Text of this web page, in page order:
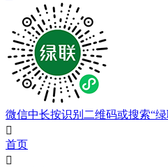
微信中长按识别二维码或搜索“

首页
